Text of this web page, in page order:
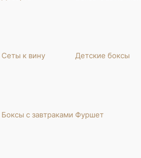
Сеты к вину Детские боксы
Боксы с завтраками Фуршет